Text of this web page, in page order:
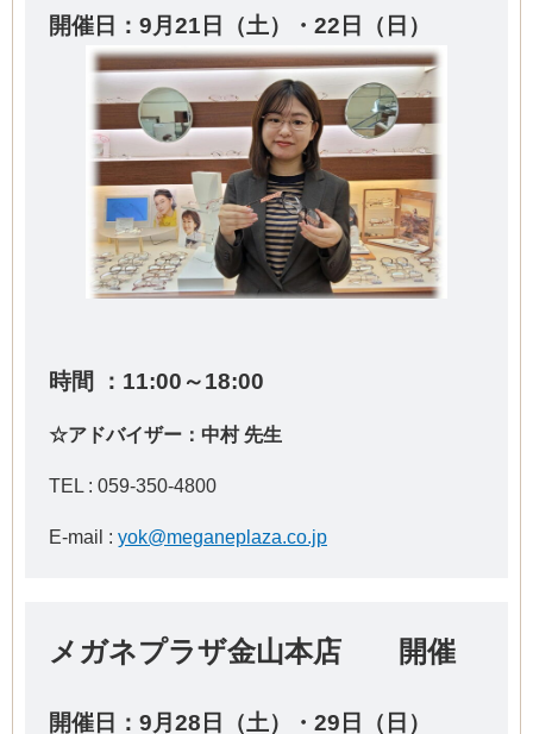
開催日：9月21日（土）・22日（日）
時間 ：11:00～18:00
☆アドバイザー：中村 先生
TEL : 059-350-4800
E-mail : yok@meganeplaza.co.jp
メガネプラザ金山本店 開催
開催日：9月28 日（土）・29日（日）